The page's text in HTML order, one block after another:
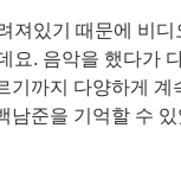
져있기 때문에 비디
요. 음악을 했다가
기까지 다양하게 계
남준을 기억할 수